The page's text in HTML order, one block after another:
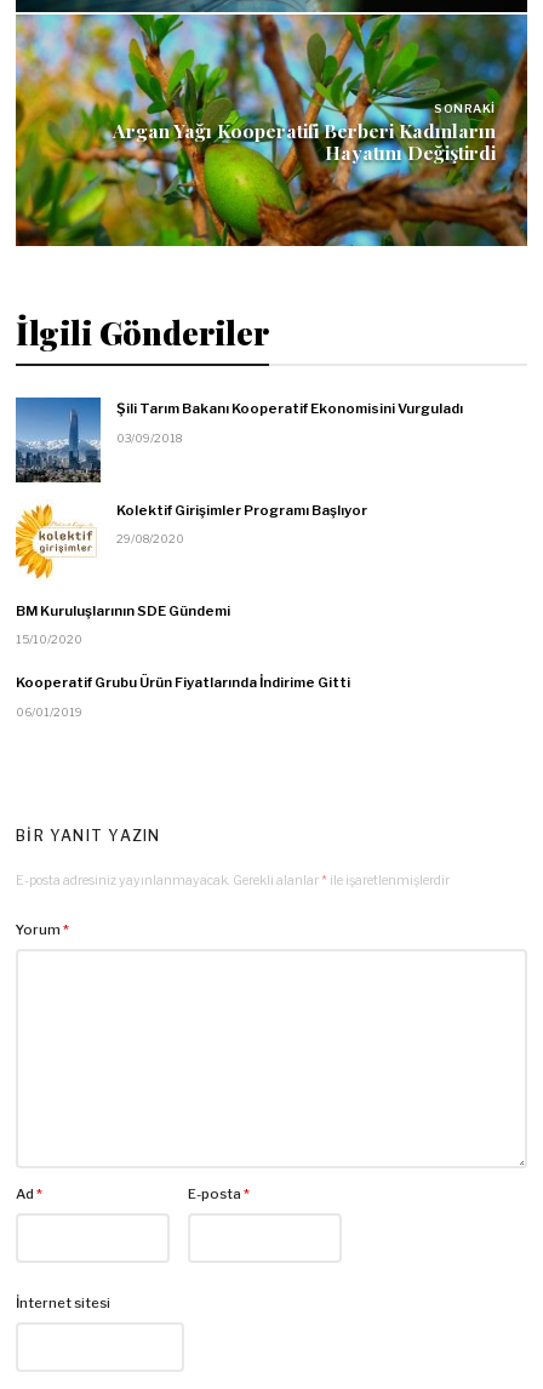
SONRAKI
Argan Yağı Kooperatifi Berberi Kadınların
Hayatını Değiştirdi
İlgili Gönderiler
Şili Tarım Bakanı Kooperatif Ekonomisini Vurguladı
03/09/2018
Kolektif Girişimler Programı Başlıyor
29/08/2020
BM Kuruluşlarının SDE Gündemi
15/10/2020
Kooperatif Grubu Ürün Fiyatlarında İndirime Gitti
06/01/2019
BIR YANIT YAZIN
E-posta adresiniz yayınlanmayacak. Gerekli alanlar* ile işaretlenmişlerdir
Yorum*
Ad* E-posta*
İnternet sitesi